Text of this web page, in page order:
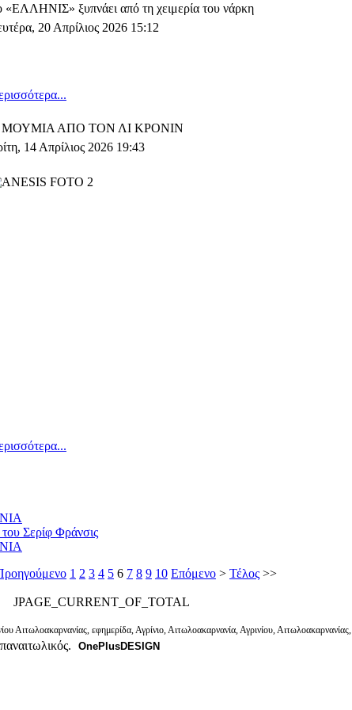
«ΕΛΛΗΝΙΣ» ξυπνάει από τη χειμερία του νάρκη
20 Απρίλιος 2026 15:12
ΑΠΟ ΤΟΝ ΛΙ ΚΡΟΝΙΝ
14 Απρίλιος 2026 19:43
Σερίφ Φράνσις
1 2 3 4 5 6 7 8 9 10 Επόμενο > Τέλος >>
JPAGE_CURRENT_OF_TOTAL
Αιτωλοακαρνανίας, εφημερίδα, Αγρίνιο, Αιτωλοακαρνανία, Αγρινίου, Αιτωλοακαρνανίας,
OnePlusDESIGN